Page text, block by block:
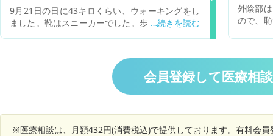
ものでしょうか。現在皮膚科で診ていただいてい
ますが、ペインクリニックの受診も検討した方が
よいでしょうか。 2.皮疹の範囲が徐々に減り、盛
が、赤みと痛痒い感じが残っています。痛みや痒
みがあるうちは皮疹が残っているものでしょう
か。 色素沈着して残ってしまうのではないかと心
9月21日の日に43キロくらい、ウォーキングをし
ました。靴はスニーカーでした。歩き疲れ、家で
うかグレーみたいな色になって来ています。痛み
は無く、爪の生えてくる部分が柔らかくなってお
ります。爪の色は元に戻るのでしょうか？どうぞ
外陰部
ので、
ら外陰
も痒い
た。イ
かった
たきの
出てま
会員登録して医療相
※医療相談は、月額432円(消費税込)で提供しております。有料会